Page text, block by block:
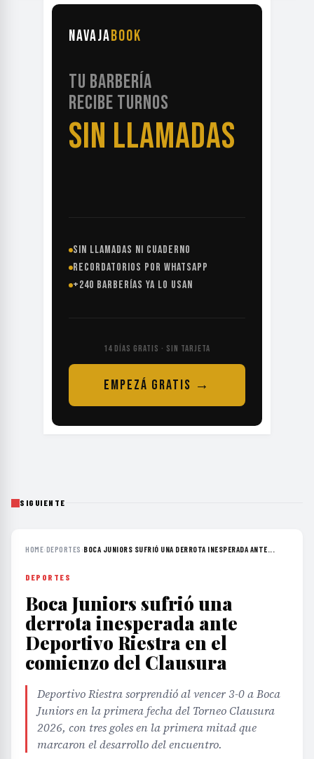
NAVAJABOOK
TU BARBERÍA
RECIBE TURNOS
SIN LLAMADAS
SIN LLAMADAS NI CUADERNO
RECORDATORIOS POR WHATSAPP
+240 BARBERÍAS YA LO USAN
14 DÍAS GRATIS · SIN TARJETA
EMPEZÁ GRATIS →
SIGUIENTE
HOME›DEPORTES ›BOCA JUNIORS SUFRIÓ UNA DERROTA INESPERADA ANTE...
DEPORTES
Boca Juniors sufrió una
derrota inesperada ante
Deportivo Riestra en el
comienzo del Clausura
Deportivo Riestra sorprendió al vencer 3-0 a Boca
Juniors en la primera fecha del Torneo Clausura
2026, con tres goles en la primera mitad que
marcaron el desarrollo del encuentro.